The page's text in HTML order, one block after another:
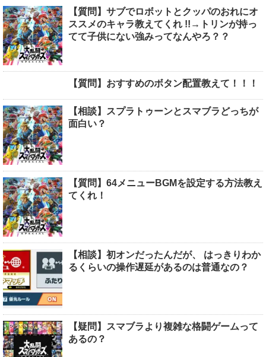
【質問】サブでロボットとクッパのおれにオ
ススメのキャラ教えてくれ !!→トリンが持っ
てて子供にない強みってなんやろ？？
【質問】おすすめのボタン配置教えて！！！
【相談】スプラトゥーンとスマブラどっちが
面白い？
【質問】64メニューBGMを設定する方法教え
てくれ！
【相談】初オンだったんだが、 はっきりわか
るくらいの操作遅延があるのは普通なの？
【疑問】スマブラより複雑な格闘ゲームって
あるの？